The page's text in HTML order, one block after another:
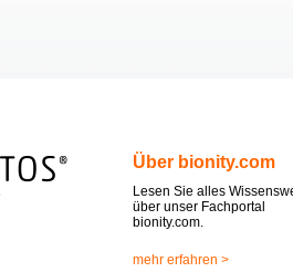
Über bionity.com
Lesen Sie alles
über unser Fachportal
bionity.com.
mehr erfahren >